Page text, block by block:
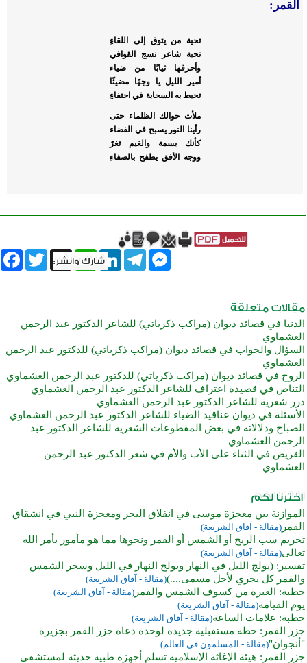
القمر:
تحية من يتوق إلى اللقاءِ
تحية شاعر نسج القوافي
وأحرفها ثيابًا من ضياء
أمير الليل يا وجهًا مضيئًا
تحيط به السحابة في احتفاءِ
ملأت حوالك الظلماء حتى
رأينا النور يسبح في الفضاء
كأنك بسمة والغيم ثغرٌ
ووجه الأفق يطفح بالصفاءِ
Twitter X
WhatsAppLinkedInTelegram
Messenger
الدنيا في قصائد ديوان (مراكب ذكرياتي) للشاعر الدكتور عبد الرحمن
العشماوي
السؤال والجواب في قصائد ديوان (مراكب ذكرياتي) للدكتور عبد الرحمن
العشماوي
الروح في قصائد ديوان (مراكب ذكرياتي) للدكتور عبد الرحمن العشماوي
التناص في قصيدة اعتراف للشاعر الدكتور عبد الرحمن العشماوي
درر شعرية للشاعر الدكتور عبد الرحمن العشماوي
الأسئلة في ديوان عناقيد الضياء للشاعر الدكتور عبد الرحمن العشماوي
الصباح ودلالاته في بعض المقطوعات الشعرية للشاعر الدكتور عبد
الرحمن العشماوي
القريض في الثناء على الأب والأم في شعر الدكتور عبد الرحمن
العشماوي
الموازنة بين معجزة موسى في انفلاق البحر ومعجزة النبي في انشقاق
القمر (مقالة - آفاق الشريعة)
تحريم سب الريح أو الشمس أو القمر ونحوها مما هو مأمور بأمر الله
تعالى(مقالة - آفاق الشريعة)
تفسير: (يولج الليل في النهار ويولج النهار في الليل وسخر الشمس
والقمر كل يجري لأجل مسمى....)(مقالة - آفاق الشريعة)
خطبة: العبرة من كسوف الشمس والقمر (مقالة - آفاق الشريعة)
يوم القيامة(مقالة - آفاق الشريعة)
خطبة: علامات الساعة(مقالة - آفاق الشريعة)
جزر القمر: خطة مستقبلية جديدة لوحدة دعاة جزر القمر بجزيرة
"أنجوان"(مقالة - المسلمون في العالم)
جزر القمر: هيئة الإغاثة الإسلامية تسلم أجهزة طبية حديثة لمستشفى